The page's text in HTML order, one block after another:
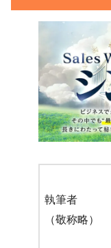
執筆者
（敬称略）